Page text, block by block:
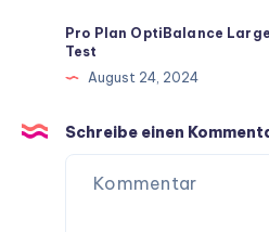
Pro Plan OptiBalance
Test
August 24, 2024
Schreibe einen